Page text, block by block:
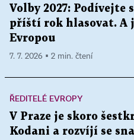
Volby 2027: Podívejte
příští rok hlasovat. A
Evropou
7. 7. 2026 ▪ 2 min. čtení
ŘEDITELÉ EVROPY
V Praze je skoro
Kodani a rozvíjí se